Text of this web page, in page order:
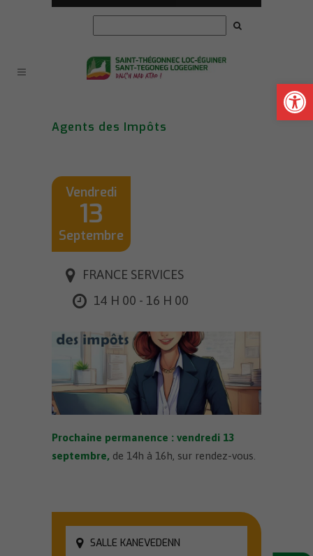
Ouvrir
Agents des Impôts
Vendredi
13
Septembre
FRANCE SERVICES
14 H 00 - 16 H 00
Prochaine permanence : vendredi 13
septembre, de 14h à 16h, sur rendez-vous.
SALLE KANEVEDENN